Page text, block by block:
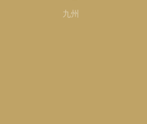
九州